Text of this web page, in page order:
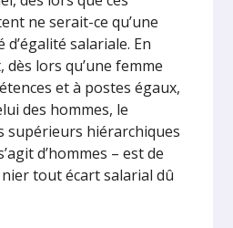
ne serait-ce qu’une
salariale. En
lors qu’une femme
et à postes égaux,
des hommes, le
supérieurs hiérarchiques
d’hommes – est de
tout écart salarial dû